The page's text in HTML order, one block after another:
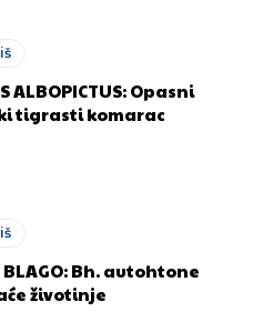
ALBOPICTUS: Opasni
tigrasti komarac
BLAGO: Bh. autohtone
životinje